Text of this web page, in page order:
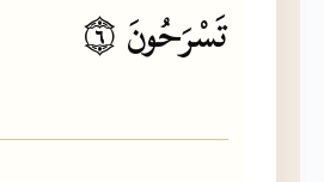
تَسْرَحُونَ۝٦